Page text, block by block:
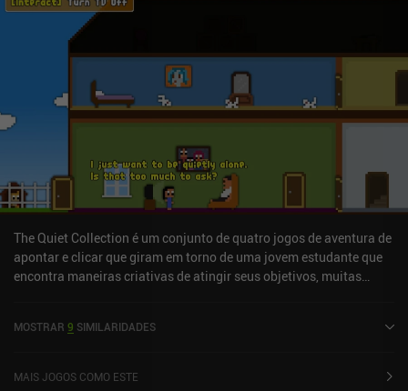
The Quiet Collection é um conjunto de quatro jogos de aventura de
apontar e clicar que giram em torno de uma jovem estudante que
encontra maneiras criativas de atingir seus objetivos, muitas
difícil na escola, na esperança de conseguir o tão necessário sono,
falando alto ao telefone, nosso vizinho irritante cortando a grama
MOSTRAR 9 SIMILARIDADES
MAIS JOGOS COMO ESTE